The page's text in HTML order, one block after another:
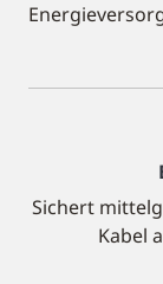
Sichert
Kabel